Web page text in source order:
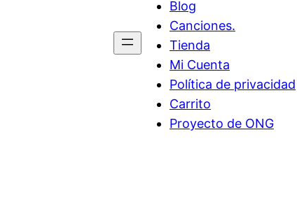
Blog
Canciones.
Tienda
Mi Cuenta
Política de privacidad
Carrito
Proyecto de ONG